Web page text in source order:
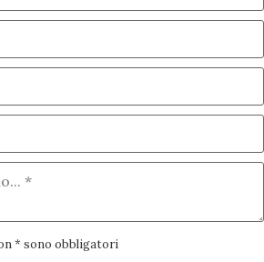
* sono obbligatori